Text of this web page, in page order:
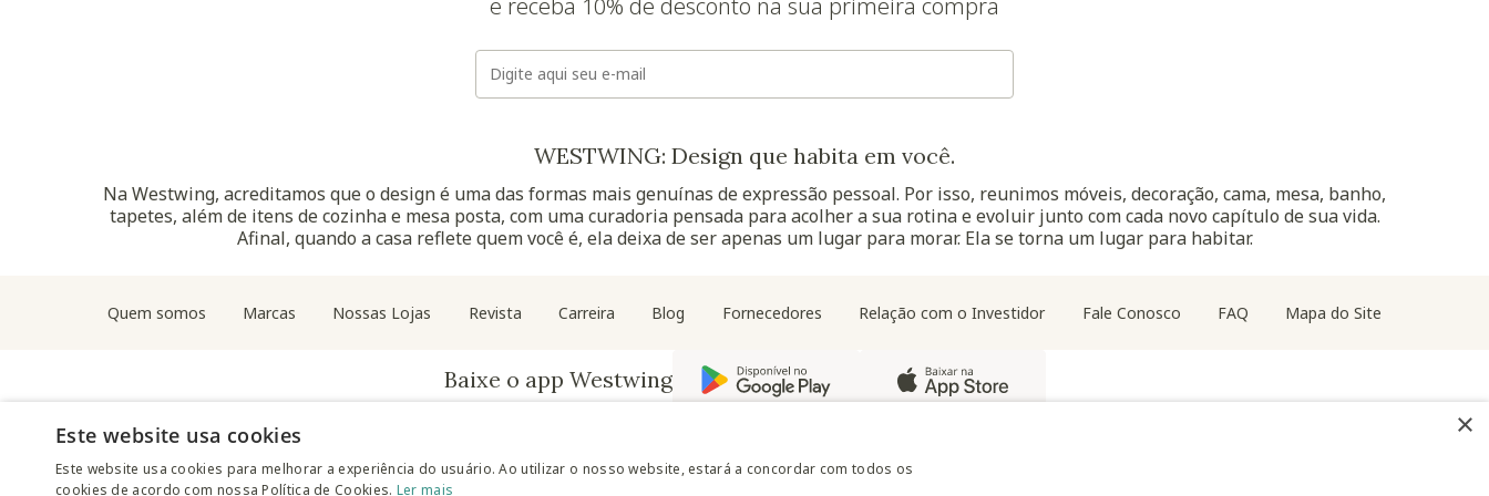
WESTWING: Design que habita em você.
Na Westwing, acreditamos que o design é uma das formas mais genuínas de expressão pessoal. Por isso, reunimos móveis, decoração, cama, mesa, banho,
tapetes, além de itens de cozinha e mesa posta, com uma curadoria pensada para acolher a sua rotina e evoluir junto com cada novo capítulo de sua vida.
Afinal, quando a casa reflete quem você é, ela deixa de ser apenas um lugar para morar. Ela se torna um lugar para habitar.
Quem somos Marcas Nossas Lojas Revista Carreira Blog Fornecedores Relação com o Investidor Fale Conosco FAQ Mapa do Site
Baixe o app Westwing
×
Este website usa cookies
Este website usa cookies para melhorar a experiência do usuário. Ao utilizar o nosso website, estará a concordar com todos os
cookies de acordo com nossa Política de Cookies. Ler mais